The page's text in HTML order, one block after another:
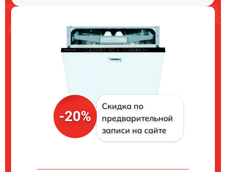
-20%
Скидка по
предварительной
записи на сайте